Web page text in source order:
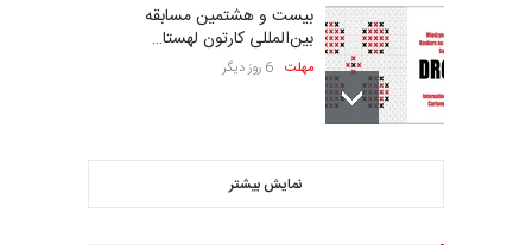
بیست و هشتمین مسابقه
بین‌المللی کارتون لهستا…
مهلت 6 روز دیگر
ششمین جشنواره بین‌المللی
کاریکاتور CIK Damad…
نمایش بیشتر